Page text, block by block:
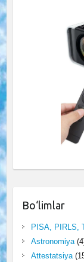
Bo‘limlar
PISA, PIRLS,
Astronomiya
Attestatsiya